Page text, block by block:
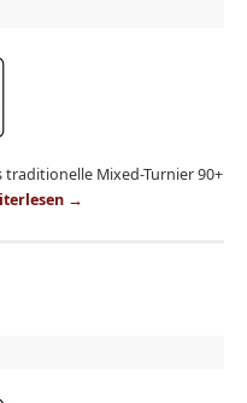
traditionelle Mixed-Turnier 90+
→